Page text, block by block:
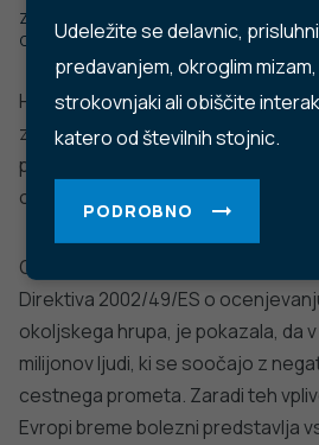
Udeležite se delavnic,
predavanjem, okroglim
strokovnjaki ali obiščite
katero od številnih stojnic.
PODROBNO
Zadnje posodobljeno: 11.12.2022
Objavljeno: 14.09.2018
Hrup v okolju zmanjšuje kakovost
zdravje ljudi. Zaskrbljenost zaradi
predstavlja, narašča tako med
oblikovalci politik.
Ocena obremenjenosti s hrupom v
Direktiva 2002/49/ES o
okoljskega hrupa, je pokazala, da v
milijonov ljudi, ki se soočajo z
cestnega prometa. Zaradi teh
Evropi breme bolezni predstavlja